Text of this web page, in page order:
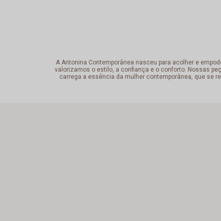
A Antonina Contemporânea nasceu para acolher e
valorizamos o estilo, a confiança e o conforto. Nossas
carrega a essência da mulher contemporânea, que se